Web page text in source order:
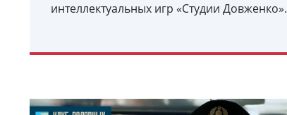
интеллектуальных игр «Студии Довженко».
УЗНАТЬ ПОДРОБНЕЕ